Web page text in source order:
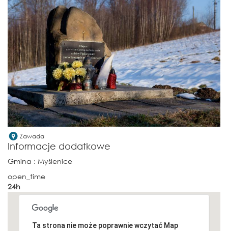
Zawada
Informacje dodatkowe
Gmina : Myślenice
open_time
24h
Ta strona nie może poprawnie wczytać Map